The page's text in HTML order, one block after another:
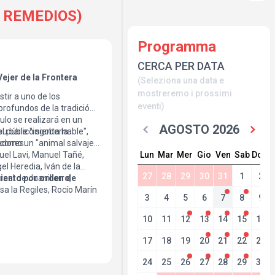
de la Frontera
a uno de los
de la tradición
se realizará en un
público sienta la
baile "ingobernable",
un "animal salvaje",
Lavi, Manuel Tañé,
Heredia, Iván de la
de Juanillorro,
la Regiles, Rocío Marín
por orden de
devuelto bajo
o jurídica justificada
Programma
CERCA PER DATA
(Seleziona una data e
mostreremo i prossimi
eventi)
AGOSTO 2026
Lun Mar Mer Gio Ven Sab Dom
27 28 29 30 31 1 2
3 4 5 6 7 8 9
10 11 12 13 14 15 16
17 18 19 20 21 22 23
24 25 26 27 28 29 30